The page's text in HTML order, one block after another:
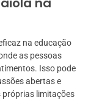
na educação
as pessoas
Isso pode
abertas e
próprias limitações